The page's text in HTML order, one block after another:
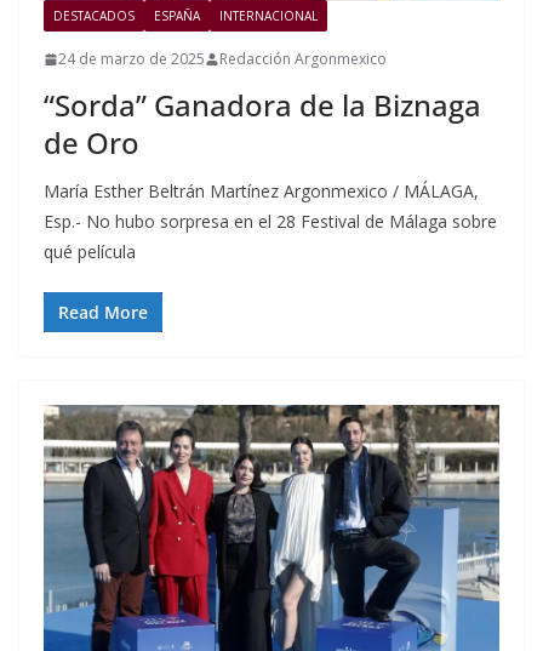
DESTACADOS ESPAÑA INTERNACIONAL
24 de marzo de 2025 Redacción Argonmexico
“Sorda” Ganadora de la Biznaga
de Oro
María Esther Beltrán Martínez Argonmexico / MÁLAGA,
Esp.- No hubo sorpresa en el 28 Festival de Málaga sobre
qué película
Read More